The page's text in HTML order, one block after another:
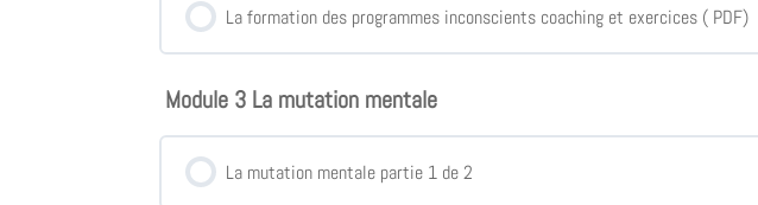
La formation des programmes inconscients coaching et exercices ( PDF)
Module 3 La mutation mentale
La mutation mentale partie 1 de 2